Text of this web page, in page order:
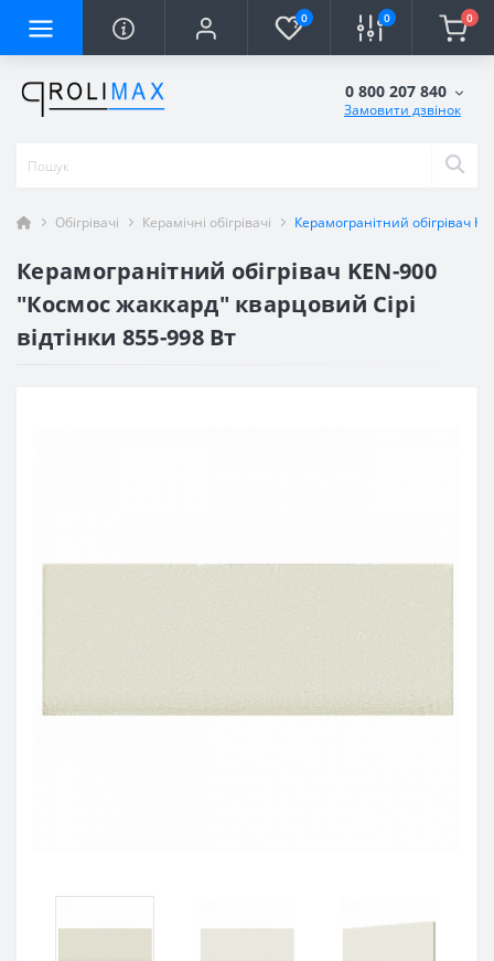
0 0 0
0 800 207 840
Замовити дзвінок
Обігрівачі Керамічні обігрівачі Керамогранітний обігрівач
Керамогранітний обігрівач KEN-900
"Космос жаккард" кварцовий Сірі
відтінки 855-998 Вт